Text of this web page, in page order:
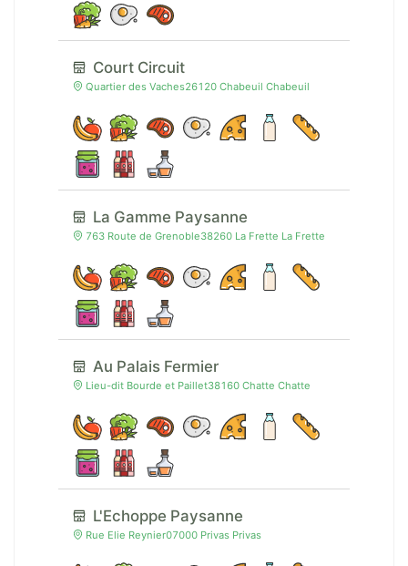
Court Circuit
Quartier des Vaches26120 Chabeuil Chabeuil
La Gamme Paysanne
763 Route de Grenoble38260 La Frette La Frette
Au Palais Fermier
Lieu-dit Bourde et Paillet38160 Chatte Chatte
L'Echoppe Paysanne
Rue Elie Reynier07000 Privas Privas